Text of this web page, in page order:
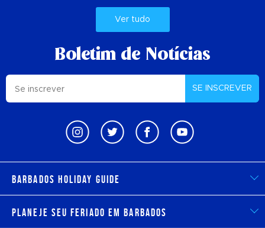
Ver tudo
Boletim de Notícias
SE INSCREVER
Barbados Holiday Guide
Planeje seu feriado em Barbados